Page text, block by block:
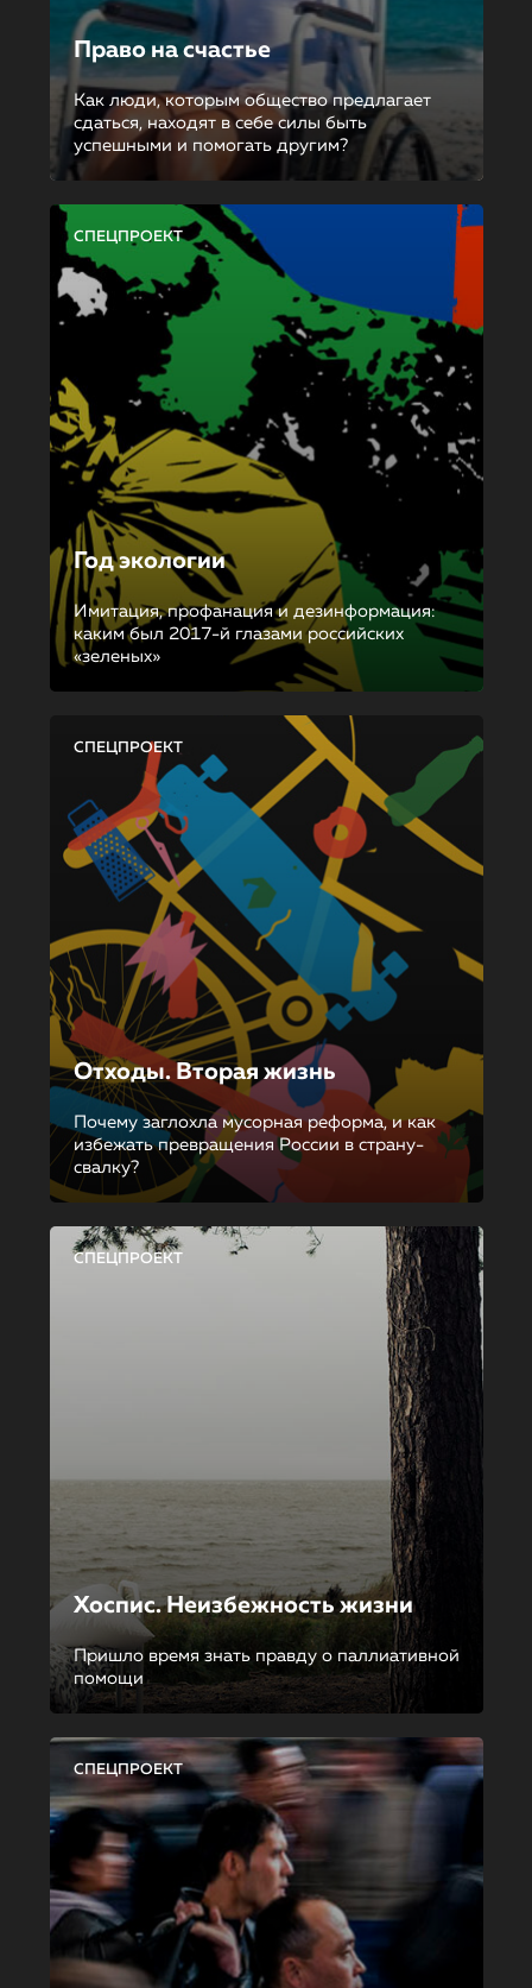
Право на счастье
Как люди, которым общество предлагает
сдаться, находят в себе силы быть
успешными и помогать другим?
СПЕЦПРОЕКТ
Год экологии
Имитация, профанация и дезинформация:
каким был 2017-й глазами российских
«зеленых»
СПЕЦПРОЕКТ
Отходы. Вторая жизнь
Почему заглохла мусорная реформа, и как
избежать превращения России в страну-
свалку?
СПЕЦПРОЕКТ
Хоспис. Неизбежность жизни
Пришло время знать правду о паллиативной
помощи
СПЕЦПРОЕКТ